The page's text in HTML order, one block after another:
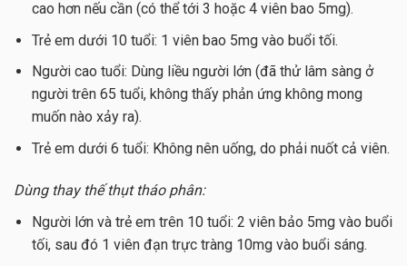
cao hơn nếu cần (có thể tới 3 hoặc 4 viên bao 5mg).
Trẻ em dưới 10 tuổi: 1 viên bao 5mg vào buổi tối.
Người cao tuổi: Dùng liều người lớn (đã thử lâm sàng ở
người trên 65 tuổi, không thấy phản ứng không mong
muốn nào xảy ra).
Trẻ em dưới 6 tuổi: Không nên uống, do phải nuốt cả viên.
Dùng thay thế thụt tháo phân:
Người lớn và trẻ em trên 10 tuổi: 2 viên bảo 5mg vào buổi
tối, sau đó 1 viên đạn trực tràng 10mg vào buổi sáng.